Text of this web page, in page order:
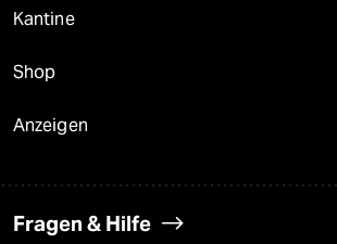
Kantine
Shop
Anzeigen
Fragen & Hilfe